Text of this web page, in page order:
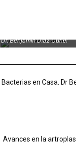
Dr. Benjamin Díaz Curiel
Bacterias en Casa. Dr
Avances en la